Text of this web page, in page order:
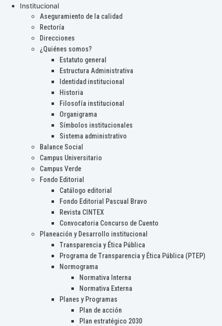
Institucional
Aseguramiento de la calidad
Rectoría
Direcciones
¿Quiénes somos?
Estatuto general
Estructura Administrativa
Identidad institucional
Historia
Filosofía institucional
Organigrama
Símbolos institucionales
Sistema administrativo
Balance Social
Campus Universitario
Campus Verde
Fondo Editorial
Catálogo editorial
Fondo Editorial Pascual Bravo
Revista CINTEX
Convocatoria Concurso de Cuento
Planeación y Desarrollo institucional
Transparencia y Ética Pública
Programa de Transparencia y Ética Pública (PTEP)
Normograma
Normativa Interna
Normativa Externa
Planes y Programas
Plan de acción
Plan estratégico 2030